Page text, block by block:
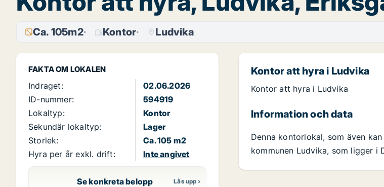
Ca. 105m2 Kontor Ludvika
FAKTA OM LOKALEN
Indraget:
02.06.2026
ID-nummer:
594919
Lokaltyp:
Kontor
Sekundär lokaltyp:
Lager
Storlek:
Ca. 105 m2
Hyra per år exkl. drift:
Inte angivet
Se konkreta belopp
Kontor att hyra i Ludvika
Kontor att hyra i Ludvika
Information och data
Denna kontorlokal, som även
kommunen Ludvika, som ligger i